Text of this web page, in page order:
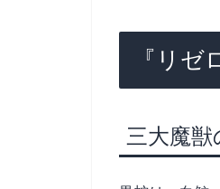
『リゼ
三大魔獣